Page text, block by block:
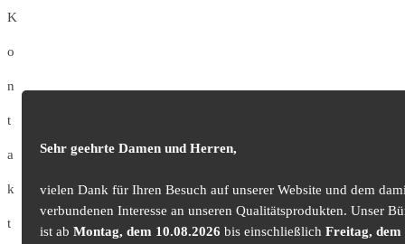
K
o
n
t
a
k
t
Sehr geehrte Damen und Herren,
vielen Dank für Ihren Besuch auf unserer Website und dem
verbundenen Interesse an unseren Qualitätsprodukten. Unser
ist ab Montag, dem 10.08.2026 bis einschließlich Freitag, dem